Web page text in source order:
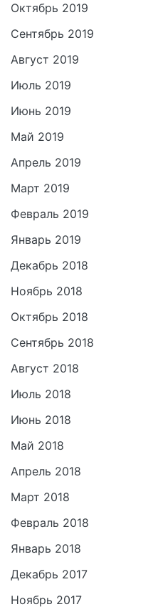
Октябрь 2019
Сентябрь 2019
Август 2019
Июль 2019
Июнь 2019
Май 2019
Апрель 2019
Март 2019
Февраль 2019
Январь 2019
Декабрь 2018
Ноябрь 2018
Октябрь 2018
Сентябрь 2018
Август 2018
Июль 2018
Июнь 2018
Май 2018
Апрель 2018
Март 2018
Февраль 2018
Январь 2018
Декабрь 2017
Ноябрь 2017